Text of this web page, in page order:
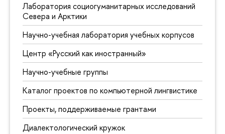
Лаборатория социогуманитарных исследований
Севера и Арктики
Научно-учебная лаборатория учебных корпусов
Центр «Русский как иностранный»
Научно-учебные группы
Каталог проектов по компьютерной лингвистике
Проекты, поддерживаемые грантами
Диалектологический кружок